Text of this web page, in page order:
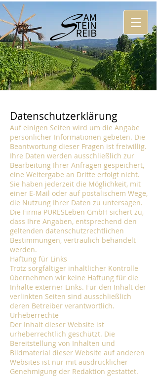
Datenschutzerklärung
Auf einigen Seiten wird um die Angabe
persönlicher Informationen gebeten. Die
Beantwortung dieser Fragen ist freiwillig.
Ihre Daten werden ausschließlich zur
Bearbeitung Ihrer Anfragen gespeichert,
eine Weitergabe an Dritte erfolgt nicht.
Sie haben jederzeit die Möglichkeit, mit
einer E-Mail oder auf postalischem Wege,
die Nutzung Ihrer Daten zu untersagen.
Die Firma PURESLeben GmbH sichert zu,
dass Ihre Angaben, entsprechend den
geltenden datenschutzrechtlichen
Bestimmungen, vertraulich behandelt
werden.
Haftung für Links
Trotz sorgfältiger inhaltlicher Kontrolle
übernehmen wir keine Haftung für die
Inhalte externer Links. Für den Inhalt der
verlinkten Seiten sind ausschließlich
deren Betreiber verantwortlich.
Urheberrechte
Der Inhalt dieser Website ist
urheberrechtlich geschützt. Die
Bereitstellung von Inhalten und
Bildmaterial dieser Website auf anderen
Websites ist nur mit ausdrücklicher
Genehmigung der Redaktion gestattet.